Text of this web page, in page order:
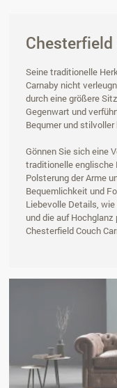
Seine traditionelle
Carnaby nicht
durch eine größere
Gegenwart und
Bequmer und
Gönnen Sie sich eine
traditionelle
Polsterung der Arme
Bequemlichkeit und
Liebevolle Details,
und die auf
Chesterfield Couch